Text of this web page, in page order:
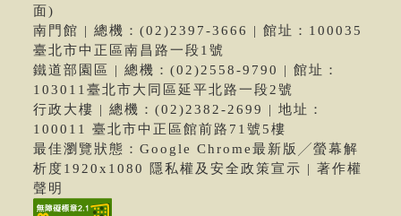
面)
南門館 | 總機：(02)2397-3666 | 館址：100035
臺北市中正區南昌路一段1號
鐵道部園區 | 總機：(02)2558-9790 | 館址：
103011臺北市大同區延平北路一段2號
行政大樓 | 總機：(02)2382-2699 | 地址：
100011 臺北市中正區館前路71號5樓
最佳瀏覽狀態：Google Chrome最新版╱螢幕解
析度1920x1080 隱私權及安全政策宣示 | 著作權
聲明